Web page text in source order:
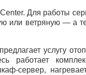
Для работы
или ветряную — а
услугу
работает
сервер,